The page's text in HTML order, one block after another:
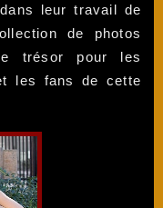
leur travail de
de photos
trésor pour les
les fans de cette